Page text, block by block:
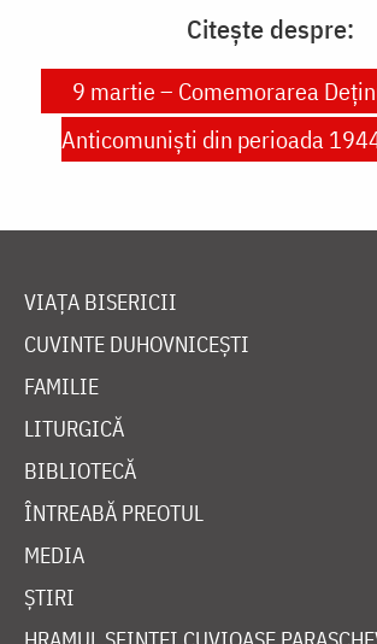
Citește despre:
9 martie – Comemorarea
Anticomuniști din perioada
VIAȚA BISERICII
CUVINTE DUHOVNICEȘTI
FAMILIE
LITURGICĂ
BIBLIOTECĂ
ÎNTREABĂ PREOTUL
MEDIA
ȘTIRI